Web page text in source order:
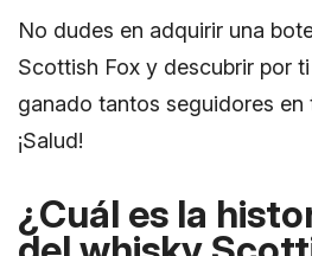
No dudes en adquirir una
Scottish Fox y descubrir por
ganado tantos seguidores en
¡Salud!
¿Cuál es la